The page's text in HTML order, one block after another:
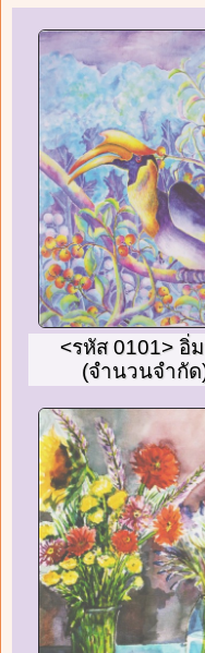
<รหัส 0101> อิ่
(จำนวนจำกัด